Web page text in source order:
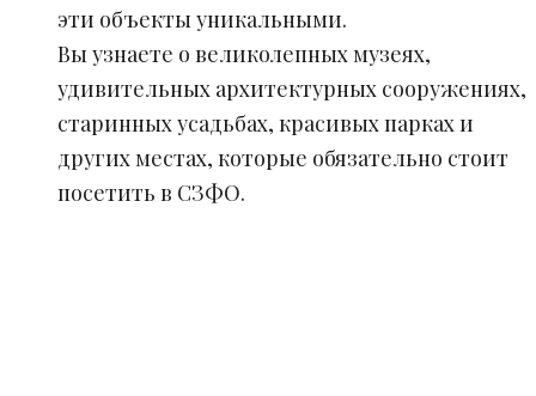
эти объекты уникальными.
Вы узнаете о великолепных музеях,
удивительных архитектурных сооружениях,
старинных усадьбах, красивых парках и
других местах, которые обязательно стоит
посетить в СЗФО.